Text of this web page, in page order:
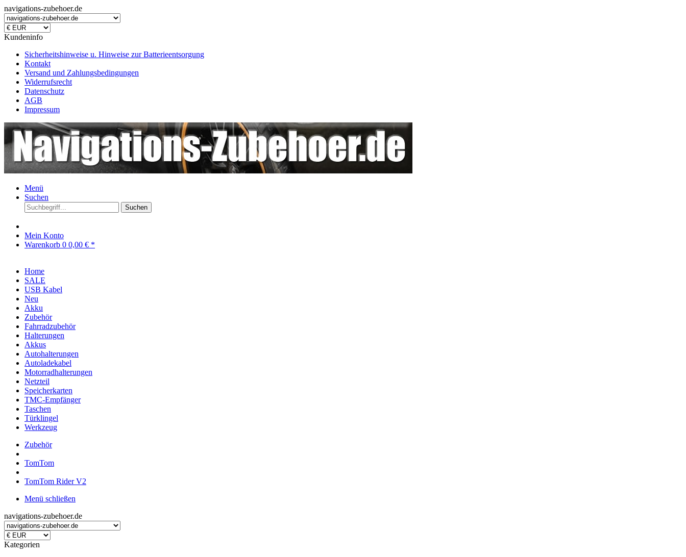
navigations-zubehoer.de
Kundeninfo
Sicherheitshinweise u. Hinweise zur Batterieentsorgung
Kontakt
Versand und Zahlungsbedingungen
Widerrufsrecht
Datenschutz
AGB
Impressum
Menü
Suchen
Suchen
Mein Konto
Warenkorb 0 0,00 € *
Home
SALE
USB Kabel
Neu
Akku
Zubehör
Fahrradzubehör
Halterungen
Akkus
Autohalterungen
Autoladekabel
Motorradhalterungen
Netzteil
Speicherkarten
TMC-Empfänger
Taschen
Türklingel
Werkzeug
Zubehör
TomTom
TomTom Rider V2
Menü schließen
navigations-zubehoer.de
Kategorien